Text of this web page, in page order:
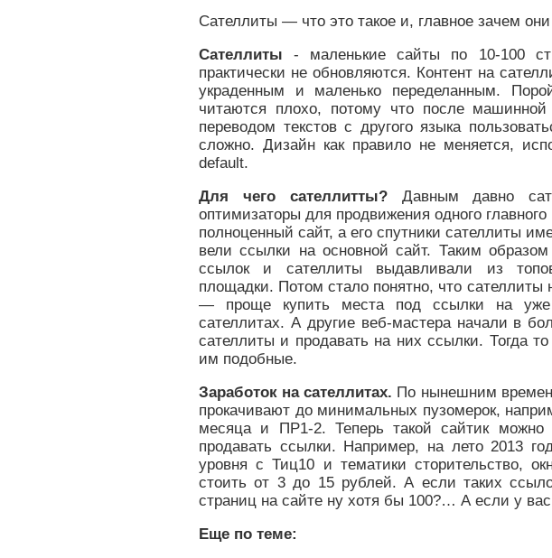
Сателлиты — что это такое и, главное зачем
Сателлиты - маленькие сайты по 10-100
практически не обновляются. Контент на
украденным и маленько переделанным.
читаются плохо, потому что после
переводом текстов с другого языка
сложно. Дизайн как правило не меняется,
default.
Для чего сателлитты?Давным давно
оптимизаторы для продвижения одного
полноценный сайт, а его спутники сателлиты
вели ссылки на основной сайт. Таким
ссылок и сателлиты выдавливали из
площадки. Потом стало понятно, что
— проще купить места под ссылки на
сателлитах. А другие веб-мастера начали в
сателлиты и продавать на них ссылки. Тогда
им подобные.
Заработок на сателлитах. По нынешним
прокачивают до минимальных пузомерок,
месяца и ПР1-2. Теперь такой сайтик
продавать ссылки. Например, на лето 2013
уровня с Тиц10 и тематики сторительство,
стоить от 3 до 15 рублей. А если таких
страниц на сайте ну хотя бы 100?… А если у
Еще по теме: